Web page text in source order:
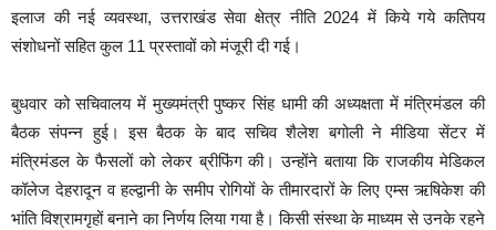
इलाज की नई व्यवस्था, उत्तराखंड सेवा क्षेत्र नीति 2024 में किये गये कतिपय
संशोधनों सहित कुल 11 प्रस्तावों को मंजूरी दी गई।
बुधवार को सचिवालय में मुख्यमंत्री पुष्कर सिंह धामी की अध्यक्षता में मंत्रिमंडल की
बैठक संपन्न हुई। इस बैठक के बाद सचिव शैलेश बगोली ने मीडिया सेंटर में
मंत्रिमंडल के फैसलों को लेकर ब्रीफिंग की। उन्होंने बताया कि राजकीय मेडिकल
कॉलेज देहरादून व हल्द्वानी के समीप रोगियों के तीमारदारों के लिए एम्स ऋषिकेश की
भांति विश्रामगृहों बनाने का निर्णय लिया गया है। किसी संस्था के माध्यम से उनके रहने